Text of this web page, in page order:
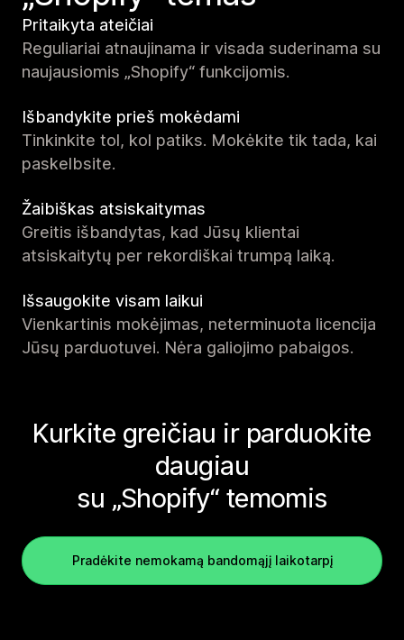
Pritaikyta ateičiai
Reguliariai atnaujinama ir visada suderinama su
naujausiomis „Shopify“ funkcijomis.
Išbandykite prieš mokėdami
Tinkinkite tol, kol patiks. Mokėkite tik tada, kai
paskelbsite.
Žaibiškas atsiskaitymas
Greitis išbandytas, kad Jūsų klientai
atsiskaitytų per rekordiškai trumpą laiką.
Išsaugokite visam laikui
Vienkartinis mokėjimas, neterminuota licencija
Jūsų parduotuvei. Nėra galiojimo pabaigos.
Kurkite greičiau ir parduokite
daugiau
su „Shopify“ temomis
Pradėkite nemokamą bandomąjį laikotarpį